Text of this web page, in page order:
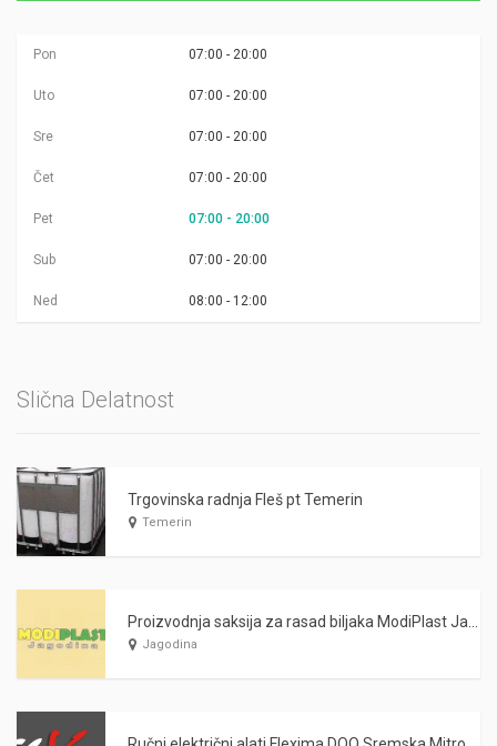
Pon 07:00 - 20:00
Uto 07:00 - 20:00
Sre 07:00 - 20:00
Čet 07:00 - 20:00
Pet 07:00 - 20:00
Sub 07:00 - 20:00
Ned 08:00 - 12:00
Slična Delatnost
Trgovinska radnja Fleš pt Temerin
Temerin
Jagodina